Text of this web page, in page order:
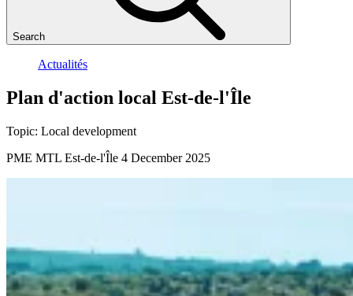
Search
Actualités
Plan d'action local Est-de-l'Île
Topic: Local development
PME MTL Est-de-l'Île 4 December 2025